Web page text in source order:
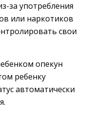
за употребления
или наркотиков
свои
опекун
ребенку
автоматически